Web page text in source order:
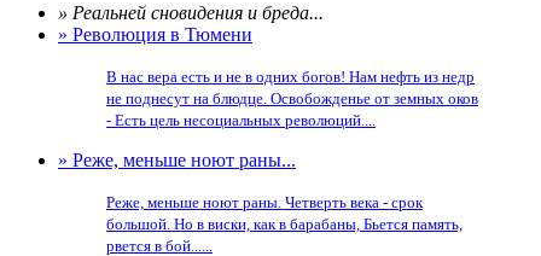
» Реальней сновидения и бреда...
» Революция в Тюмени
В нас вера есть и не в одних богов! Нам нефть из недр
не поднесут на блюдце. Освобожденье от земных оков
- Есть цель несоциальных революций....
» Реже, меньше ноют раны...
Реже, меньше ноют раны. Четверть века - срок
большой. Но в виски, как в барабаны, Бьется память,
рвется в бой......